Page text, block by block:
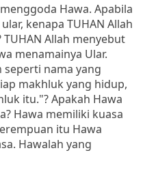
Hawa. Apabila
kenapa TUHAN Allah
Allah menyebut
menamainya Ular.
nama yang
makhluk yang hidup,
itu."? Apakah Hawa
Hawa memiliki kuasa
itu Hawa
Hawalah yang